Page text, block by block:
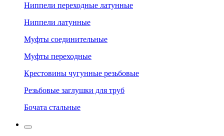
Ниппели переходные латунные
Ниппели латунные
Муфты соединительные
Муфты переходные
Крестовины чугунные резьбовые
Резьбовые заглушки для труб
Бочата стальные